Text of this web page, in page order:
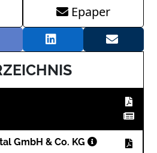
Epaper
GmbH & Co. KG